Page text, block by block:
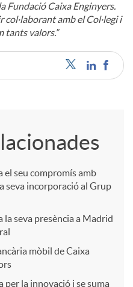
Fundació Caixa Enginyers.
amb el Col·legi i
tants valors.”
el seu compromís amb
seva incorporació al Grup
la seva presència a Madrid
mòbil de Caixa
per la innovació i se suma